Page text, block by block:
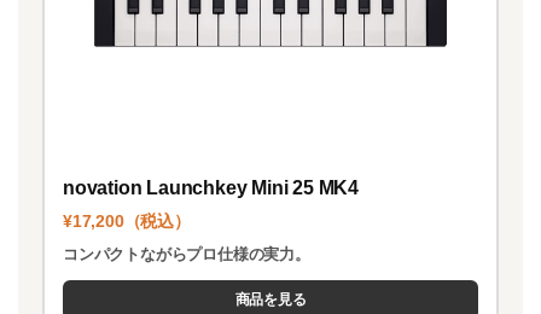
novation Launchkey Mini 25 MK4
¥17,200（税込）
コンパクトながらプロ仕様の実力。
商品を見る